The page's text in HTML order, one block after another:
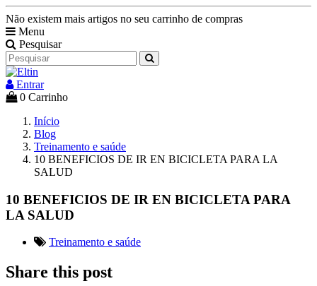
Não existem mais artigos no seu carrinho de compras
Menu
Pesquisar
Entrar
0 Carrinho
Início
Blog
Treinamento e saúde
10 BENEFICIOS DE IR EN BICICLETA PARA LA
SALUD
10 BENEFICIOS DE IR EN BICICLETA PARA
LA SALUD
Treinamento e saúde
Share this post